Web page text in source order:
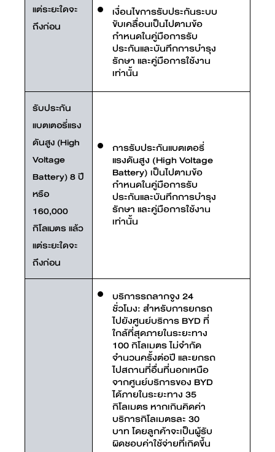
แต่ระยะใดจะ
ถึงก่อน
เงื่อนไขการรับประกันระบบ
ขับเคลื่อนเป็นไปตามข้อ
กำหนดในคู่มือการรับ
ประกันและบันทึกการบำรุง
รักษา และคู่มือการใช้งาน
เท่านั้น
รับประกัน
แบตเตอรี่แรง
ดันสูง (High
Voltage
Battery) 8 ปี
หรือ
160,000
กิโลเมตร แล้ว
แต่ระยะใดจะ
ถึงก่อน
การรับประกันแบตเตอรี่
แรงดันสูง (High Voltage
Battery) เป็นไปตามข้อ
กำหนดในคู่มือการรับ
ประกันและบันทึกการบำรุง
รักษา และคู่มือการใช้งาน
เท่านั้น
บริการรถลากจูง 24
ชั่วโมง: สำหรับการยกรถ
ไปยังศูนย์บริการ BYD ที่
ใกล้ที่สุดภายในระยะทาง
100 กิโลเมตร ไม่จำกัด
จำนวนครั้งต่อปี และยกรถ
ไปสถานที่อื่นที่นอกเหนือ
จากศูนย์บริการของ BYD
ได้ภายในระยะทาง 35
กิโลเมตร หากเกินคิดค่า
บริการกิโลเมตรละ 30
บาท โดยลูกค้าจะเป็นผู้รับ
ผิดชอบค่าใช้จ่ายที่เกิดขึ้น